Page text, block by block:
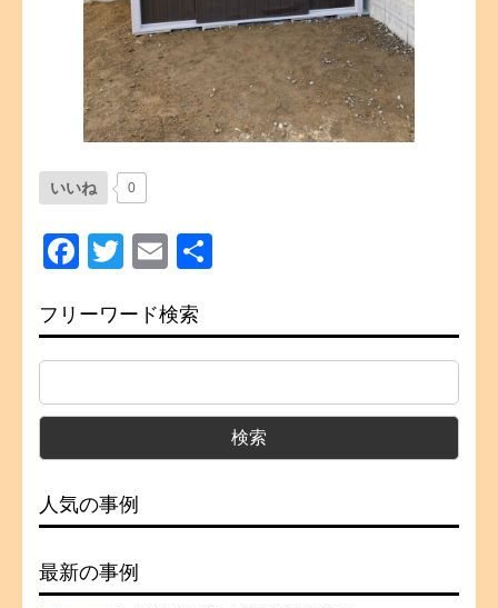
いいね 0
Facebook
TwitterEmail
フリーワード検索
人気の事例
最新の事例